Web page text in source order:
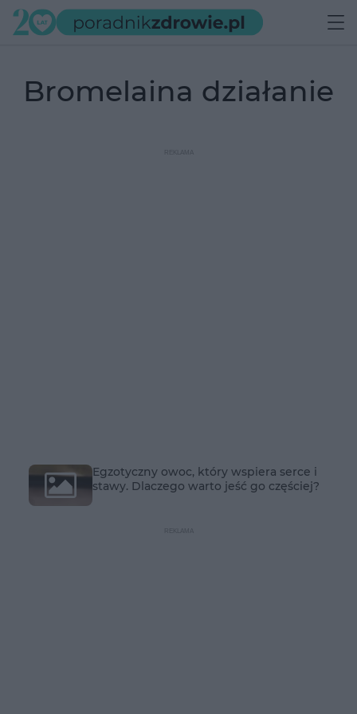
bromelaina działanie
Egzotyczny owoc, który wspiera serce i
stawy. Dlaczego warto jeść go częściej?